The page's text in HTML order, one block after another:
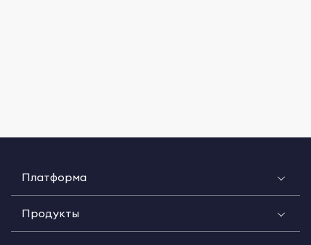
Платформа
Продукты